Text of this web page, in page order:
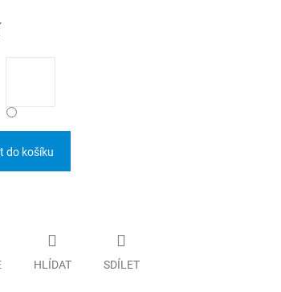
do košíku
HLÍDAT SDÍLET